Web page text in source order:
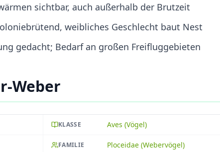
sichtbar, auch außerhalb der Brutzeit
weibliches Geschlecht baut Nest
gedacht; Bedarf an großen Freifluggebieten
Weber
KLASSE Aves (Vögel)
FAMILIE Ploceidae (Webervögel)